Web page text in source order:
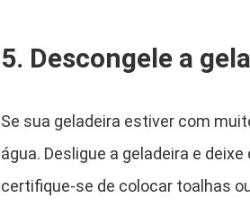
5. Descongele a
Se sua geladeira estiver com
água. Desligue a geladeira e
certifique-se de colocar toalhas